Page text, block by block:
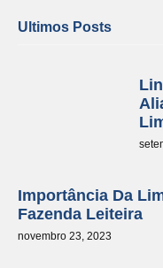
Ultimos Posts
Importância Da
Fazenda Leiteira
novembro 23, 2023